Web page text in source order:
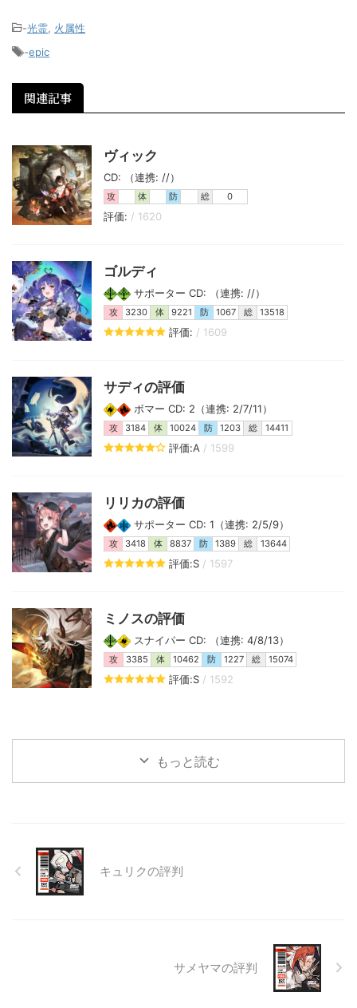
-光霊 火属性
-epic
関連記事
ヴィック
CD: （連携: //）
攻 体 防 総 0
評価: / 1620
ゴルディ
サポーター CD: （連携: //）
攻 3230 体 9221 防 1067 総 13518
評価: / 1609
サディの評価
ボマー CD: 2（連携: 2/7/11）
攻 3184 体 10024 防 1203 総 14411
評価:A / 1599
リリカの評価
サポーター CD: 1（連携: 2/5/9）
攻 3418 体 8837 防 1389 総 13644
評価:S / 1597
ミノスの評価
スナイパー CD: （連携: 4/8/13）
攻 3385 体 10462 防 1227 総 15074
評価:S / 1592
もっと読む
キュリクの評判
サメヤマの評判